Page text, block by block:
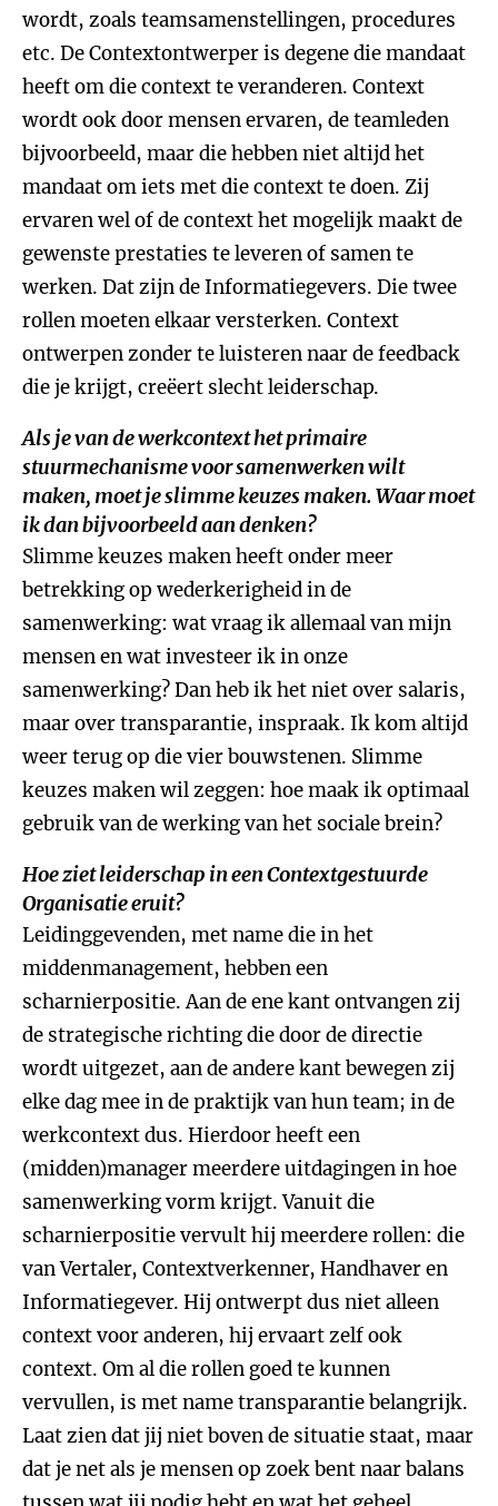
wordt, zoals teamsamenstellingen, procedures
etc. De Contextontwerper is degene die mandaat
heeft om die context te veranderen. Context
wordt ook door mensen ervaren, de teamleden
bijvoorbeeld, maar die hebben niet altijd het
mandaat om iets met die context te doen. Zij
ervaren wel of de context het mogelijk maakt de
gewenste prestaties te leveren of samen te
werken. Dat zijn de Informatiegevers. Die twee
rollen moeten elkaar versterken. Context
ontwerpen zonder te luisteren naar de feedback
die je krijgt, creëert slecht leiderschap.
Als je van de werkcontext het primaire
stuurmechanisme voor samenwerken wilt
maken, moet je slimme keuzes maken. Waar moet
ik dan bijvoorbeeld aan denken?
Slimme keuzes maken heeft onder meer
betrekking op wederkerigheid in de
samenwerking: wat vraag ik allemaal van mijn
mensen en wat investeer ik in onze
samenwerking? Dan heb ik het niet over salaris,
maar over transparantie, inspraak. Ik kom altijd
weer terug op die vier bouwstenen. Slimme
keuzes maken wil zeggen: hoe maak ik optimaal
gebruik van de werking van het sociale brein?
Hoe ziet leiderschap in een Contextgestuurde
Organisatie eruit?
Leidinggevenden, met name die in het
middenmanagement, hebben een
scharnierpositie. Aan de ene kant ontvangen zij
de strategische richting die door de directie
wordt uitgezet, aan de andere kant bewegen zij
elke dag mee in de praktijk van hun team; in de
werkcontext dus. Hierdoor heeft een
(midden)manager meerdere uitdagingen in hoe
samenwerking vorm krijgt. Vanuit die
scharnierpositie vervult hij meerdere rollen: die
van Vertaler, Contextverkenner, Handhaver en
Informatiegever. Hij ontwerpt dus niet alleen
context voor anderen, hij ervaart zelf ook
context. Om al die rollen goed te kunnen
vervullen, is met name transparantie belangrijk.
Laat zien dat jij niet boven de situatie staat, maar
dat je net als je mensen op zoek bent naar balans